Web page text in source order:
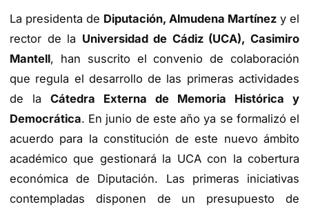
La presidenta de Diputación, Almudena Martínez y el
rector de la Universidad de Cádiz (UCA), Casimiro
Mantell, han suscrito el convenio de colaboración
que regula el desarrollo de las primeras actividades
de la Cátedra Externa de Memoria Histórica y
Democrática. En junio de este año ya se formalizó el
acuerdo para la constitución de este nuevo ámbito
académico que gestionará la UCA con la cobertura
económica de Diputación. Las primeras iniciativas
contempladas disponen de un presupuesto de